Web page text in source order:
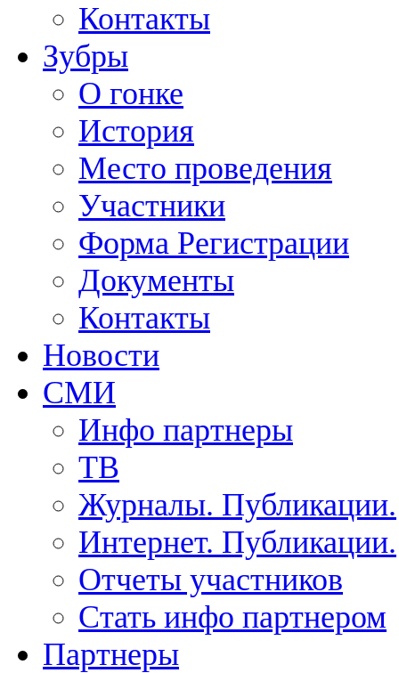
Контакты
Зубры
О гонке
История
Место проведения
Участники
Форма Регистрации
Документы
Контакты
Новости
СМИ
Инфо партнеры
ТВ
Журналы. Публикации.
Интернет. Публикации.
Отчеты участников
Стать инфо партнером
Партнеры